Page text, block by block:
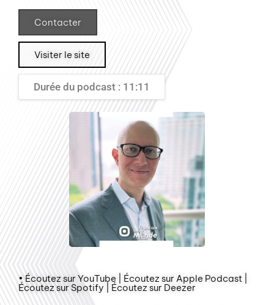
Contacter
Visiter le site
Durée du podcast : 11:11
• Écoutez sur YouTube | Écoutez sur Apple Podcast |
Écoutez sur Spotify | Écoutez sur Deezer